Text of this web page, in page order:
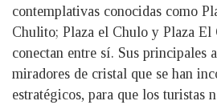
contemplativas conocidas como
Chulito; Plaza el Chulo y Plaza El
conectan entre sí. Sus principales
miradores de cristal que se han
estratégicos, para que los turistas